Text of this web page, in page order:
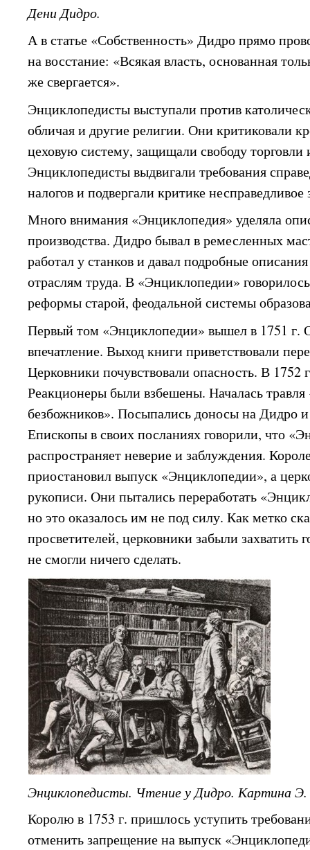
Дени Дидро.
А в статье «Собственность» Дидро прямо
на восстание: «Всякая власть, основанная
же свергается».
Энциклопедисты выступали против
обличая и другие религии. Они критиковали
цеховую систему, защищали свободу
Энциклопедисты выдвигали требования
налогов и подвергали критике несправедливое
Много внимания «Энциклопедия» уделяла
производства. Дидро бывал в ремесленных
работал у станков и давал подробные
отраслям труда. В «Энциклопедии»
реформы старой, феодальной системы
Первый том «Энциклопедии» вышел в 1751 г.
впечатление. Выход книги приветствовали
Церковники почувствовали опасность. В 1752
Реакционеры были взбешены. Началась
безбожников». Посыпались доносы на Дидро и
Епископы в своих посланиях говорили, что
распространяет неверие и заблуждения.
приостановил выпуск «Энциклопедии», а
рукописи. Они пытались переработать
но это оказалось им не под силу. Как метко
просветителей, церковники забыли захватить
не смогли ничего сделать.
Энциклопедисты. Чтение у Дидро. Картина
Королю в 1753 г. пришлось уступить
отменить запрещение на выпуск